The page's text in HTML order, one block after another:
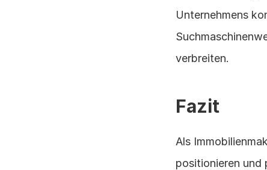
Unternehmens
verbreiten.
Fazit
Als
positionieren und